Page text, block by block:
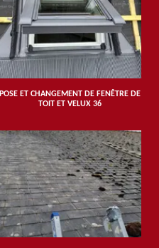
POSE ET CHANGEMENT DE FENÊTRE DE
TOIT ET VELUX 36